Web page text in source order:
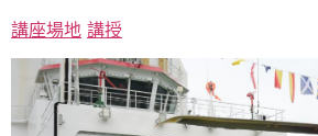
講座場地 講授